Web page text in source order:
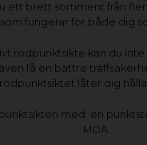
ett brett sortiment från
fungerar för både dig
rödpunktsikte kan du inte
få en bättre
låter dig
med en
MOA.